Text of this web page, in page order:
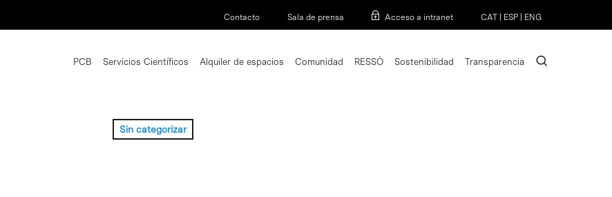
Contacto Sala de prensa Acceso a intranet CAT ESP ENG
PCB Servicios Científicos Alquiler de espacios Comunidad RESSÒ Sostenibilidad Transparencia search
Sin categorizar